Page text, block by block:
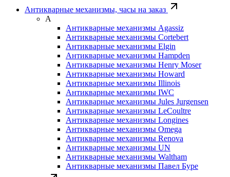
Антикварные механизмы, часы на заказ
А
Антикварные механизмы Agassiz
Антикварные механизмы Cortebert
Антикварные механизмы Elgin
Антикварные механизмы Hampden
Антикварные механизмы Henry Moser
Антикварные механизмы Howard
Антикварные механизмы Illinois
Антикварные механизмы IWC
Антикварные механизмы Jules Jurgensen
Антикварные механизмы LeCoultre
Антикварные механизмы Longines
Антикварные механизмы Omega
Антикварные механизмы Renova
Антикварные механизмы UN
Антикварные механизмы Waltham
Антикварные механизмы Павел Буре